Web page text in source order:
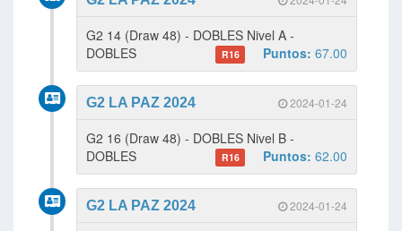
G2 14 (Draw 48) - DOBLES Nivel A -
DOBLES
R16 Puntos: 67.00
2024-01-24
G2 LA PAZ 2024
G2 16 (Draw 48) - DOBLES Nivel B -
DOBLES
R16 Puntos: 62.00
2024-01-24
G2 LA PAZ 2024